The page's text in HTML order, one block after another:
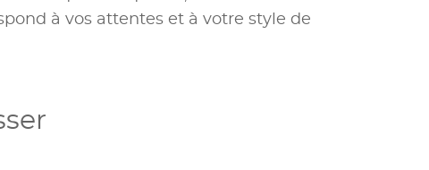
à vos attentes et à votre style de